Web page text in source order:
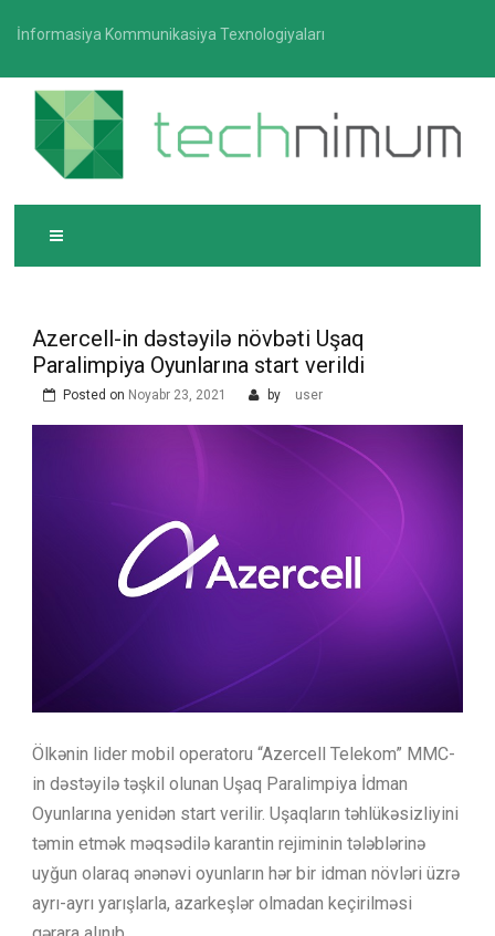
İnformasiya Kommunikasiya Texnologiyaları
TECHNIMUM
İnformasiya-kommunikasiya texnologiyaları üzrə
media platforması
Azercell-in dəstəyilə növbəti Uşaq
Paralimpiya Oyunlarına start verildi
Posted on Noyabr 23, 2021 by user
Ölkənin lider mobil operatoru “Azercell Telekom” MMC-
in dəstəyilə təşkil olunan Uşaq Paralimpiya İdman
Oyunlarına yenidən start verilir. Uşaqların təhlükəsizliyini
təmin etmək məqsədilə karantin rejiminin tələblərinə
uyğun olaraq ənənəvi oyunların hər bir idman növləri üzrə
ayrı-ayrı yarışlarla, azarkeşlər olmadan keçirilməsi